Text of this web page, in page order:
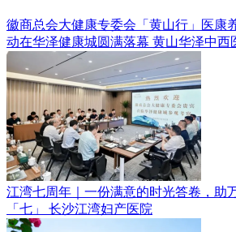
徽商总会大健康专委会「黄山行」医康
动在华泽健康城圆满落幕 黄山华泽中西
江湾七周年｜一份满意的时光答卷，助
「七」 长沙江湾妇产医院